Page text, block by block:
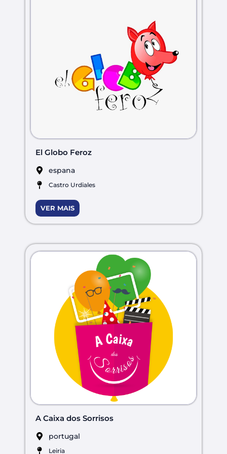
El Globo Feroz
espana
Castro Urdiales
VER MAIS
A Caixa dos Sorrisos
portugal
Leiria